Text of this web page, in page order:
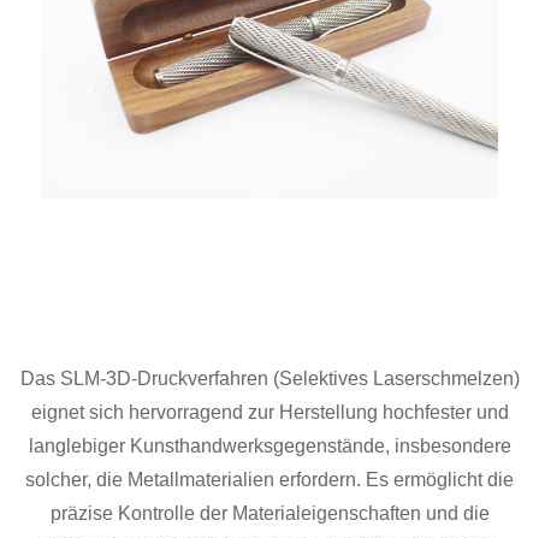
Das SLM-3D-Druckverfahren (Selektives Laserschmelzen)
eignet sich hervorragend zur Herstellung hochfester und
langlebiger Kunsthandwerksgegenstände, insbesondere
solcher, die Metallmaterialien erfordern. Es ermöglicht die
präzise Kontrolle der Materialeigenschaften und die